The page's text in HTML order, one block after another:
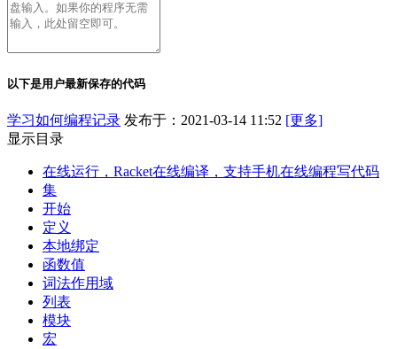
以下是用户最新保存的代码
学习如何编程记录 发布于：2021-03-14 11:52 [更多]
显示目录
在线运行，Racket在线编译，支持手机在线编程写代码
集
开始
定义
本地绑定
函数值
词法作用域
列表
模块
宏